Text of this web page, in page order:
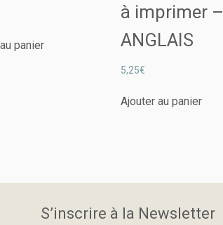
panier
à imprimer –
ANGLAIS
5,25€
Ajouter au panier
S’inscrire à la Newsletter